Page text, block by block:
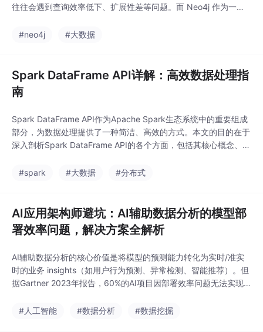
往往会遇到查询效率低下、扩展性差等问题。而 Neo4j 作为一种
细介绍如何利用 Neo4j 来突破大数据领域的数据查询瓶颈，范围
#neo4j #大数据
Spark DataFrame API详解：高效数据处理指
南
Spark DataFrame API作为Apache Spark生态系统中的重要组成
部分，为数据处理提供了一种简洁、高效的方式。本文的目的在于
深入剖析Spark DataFrame API的各个方面，包括其核心概念、操
现，以及实际项目中的应用案例。本文将按照以下结构展开：首先
#spark #大数据 #分布式
AI应用架构师避坑：AI辅助数据分析的模型部
署效率问题，解决方案全解析
AI辅助数据分析的核心价值是将模型的预测能力转化为实时/准实
时的业务 insights（如用户行为预测、异常检测、智能推荐）。但
据Gartner 2023年报告，60%的AI项目因部署效率问题无法实现
200ms），要么资源占用过大（如GPU利用率不足30%），要么
#人工智能 #数据分析 #数据挖掘